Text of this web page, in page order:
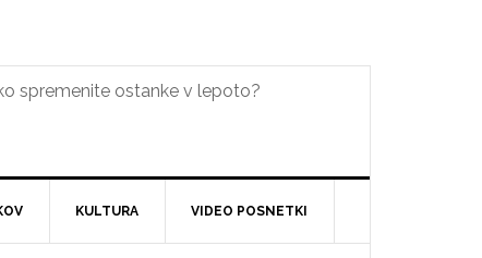
spremenite ostanke v lepoto?
KULTURA VIDEO POSNETKI